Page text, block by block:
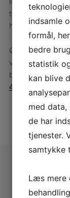
typisk et oliefyr,
hurtigt og
Ønsker du at
varmepumper
behov? Så er du
43 99 98 88
Få et
indsamle
formål,
bedre
statistik
kan blive
med
de har
tjenester.
samtykke
Læs mere